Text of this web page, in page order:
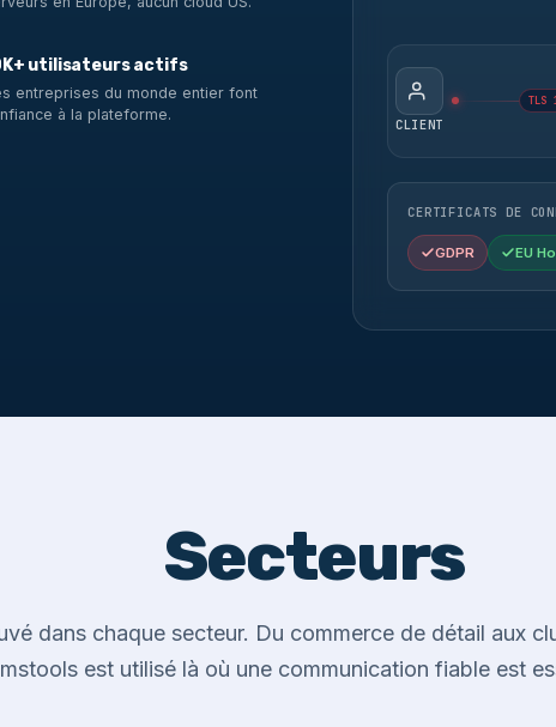
utilisateurs actifs
entreprises du monde entier font
à la plateforme.
CLIENT
TLS
CERTIFICATS DE
GDPR EU
Secteurs
dans chaque secteur. Du commerce de détail aux
est utilisé là où une communication fiable est